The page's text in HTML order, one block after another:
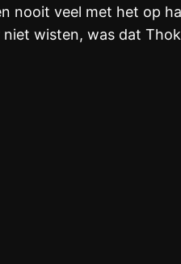
nooit veel met het op
wisten, was dat